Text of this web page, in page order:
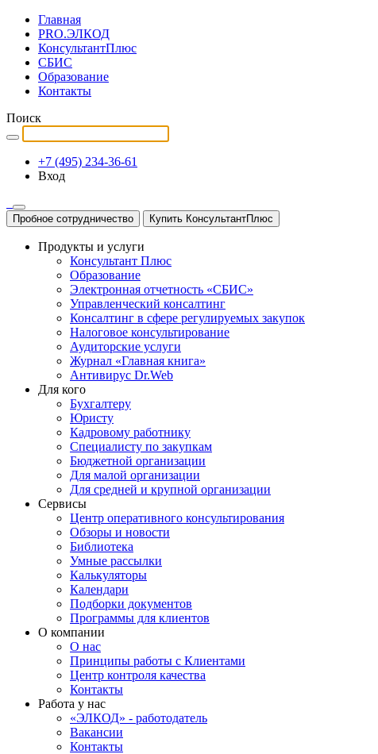
Главная
PRO.ЭЛКОД
КонсультантПлюс
СБИС
Образование
Контакты
Поиск
+7 (495) 234-36-61
Вход
Пробное сотрудничество Купить КонсультантПлюс
Продукты и услуги
Консультант Плюс
Образование
Электронная отчетность «СБИС»
Управленческий консалтинг
Консалтинг в сфере регулируемых закупок
Налоговое консультирование
Аудиторские услуги
Журнал «Главная книга»
Антивирус Dr.Web
Для кого
Бухгалтеру
Юристу
Кадровому работнику
Специалисту по закупкам
Бюджетной организации
Для малой организации
Для средней и крупной организации
Сервисы
Центр оперативного консультирования
Обзоры и новости
Библиотека
Умные рассылки
Калькуляторы
Календари
Подборки документов
Программы для клиентов
О компании
О нас
Принципы работы с Клиентами
Центр контроля качества
Контакты
Работа у нас
«ЭЛКОД» - работодатель
Вакансии
Контакты